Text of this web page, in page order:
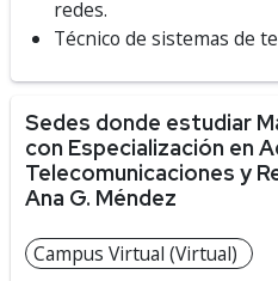
redes.
Técnico de sistemas de
Sedes donde estudiar
con Especialización en
Telecomunicaciones y
Ana G. Méndez
Campus Virtual (Virtual)